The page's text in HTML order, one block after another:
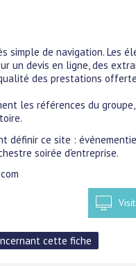
simple de navigation. Les
un devis en ligne, des
des prestations
les références du
définir ce site :
soirée d'entreprise.